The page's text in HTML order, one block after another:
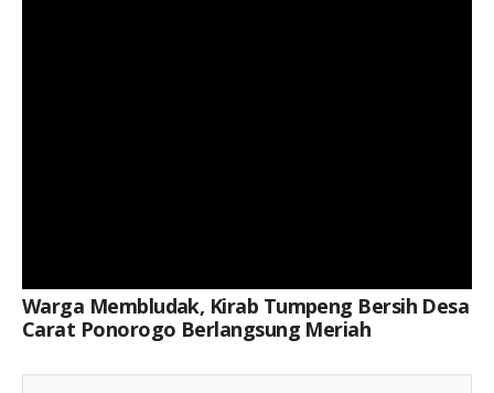
Warga Membludak, Kirab Tumpeng Bersih Desa
Carat Ponorogo Berlangsung Meriah